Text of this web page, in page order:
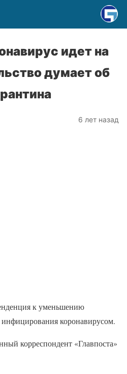
идет на
думает об
6 лет назад
к уменьшению
коронавирусом.
корреспондент «Главпоста»